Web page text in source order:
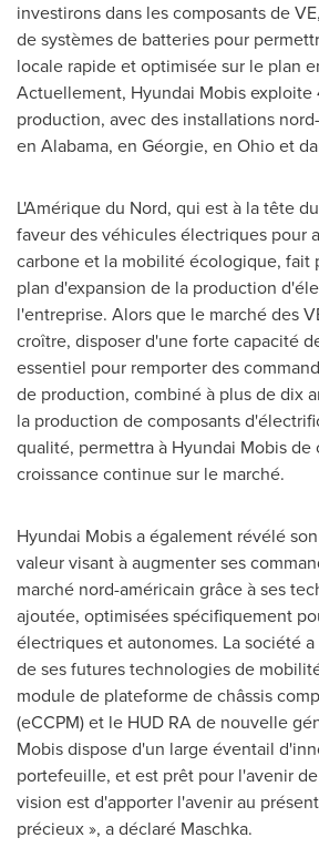
investirons dans les composants de
de systèmes de batteries pour
locale rapide et optimisée sur le plan
Actuellement, Hyundai Mobis exploite
production, avec des installations
en Alabama, en Géorgie, en Ohioet
L'Amérique du Nord, qui est à la tête
faveur des véhicules électriques pour
carbone et la mobilité écologique, fait
plan d'expansion de la production
l'entreprise. Alors que le marché des
croître, disposer d'une forte capacité
essentiel pour remporter des
de production, combiné à plus de dix
la production de composants
qualité, permettra à Hyundai Mobis
croissance continue sur le marché.
Hyundai Mobis a également révélé
valeur visant à augmenter ses
marché nord-américain grâce à ses
ajoutée, optimisées spécifiquement
électriques et autonomes. La société
de ses futures technologies de
module de plateforme de châssis
(eCCPM) et le HUD RA de nouvelle
Mobis dispose d'un large éventail
portefeuille, et est prêt pour l'avenir
vision est d'apporter l'avenir au
précieux », a déclaré Maschka.